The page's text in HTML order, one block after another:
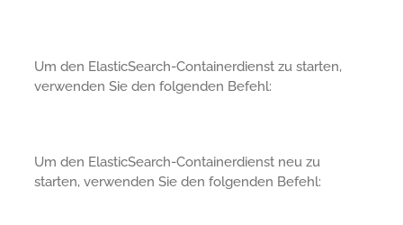
Um den ElasticSearch-Containerdienst zu starten,
verwenden Sie den folgenden Befehl:
Um den ElasticSearch-Containerdienst neu zu
starten, verwenden Sie den folgenden Befehl: